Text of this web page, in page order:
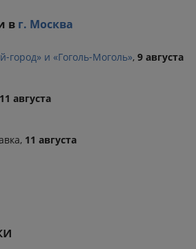
в г. Москва
и «Гоголь‑Моголь», 9 августа
11 августа
, 11 августа